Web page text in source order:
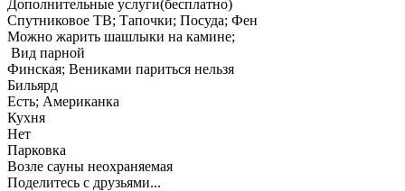
Дополнительные услуги(бесплатно)
Спутниковое ТВ; Тапочки; Посуда; Фен
Можно жарить шашлыки на камине;
Вид парной
Финская; Вениками париться нельзя
Бильярд
Есть; Американка
Кухня
Нет
Парковка
Возле сауны неохраняемая
Поделитесь с друзьями...